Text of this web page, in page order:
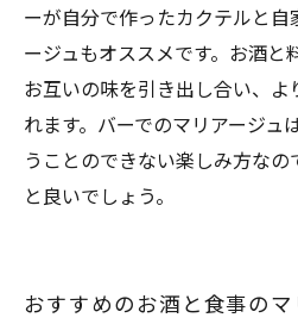
ーが自分で作ったカクテルと
ージュもオススメです。お酒と
お互いの味を引き出し合い、よ
れます。バーでのマリアージュ
うことのできない楽しみ方なの
と良いでしょう。
おすすめのお酒と食事のマ